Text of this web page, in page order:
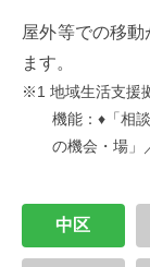
屋外等での移動
ます。
地域生活支援
機能 ：♦「相談
の機会・場 」
中区